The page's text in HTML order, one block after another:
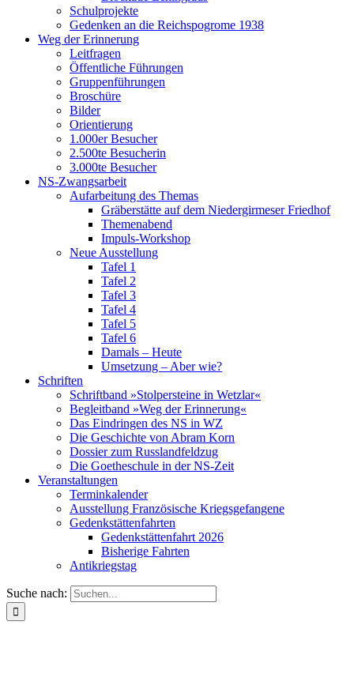
Schulprojekte
Gedenken an die Reichspogrome 1938
Weg der Erinnerung
Leitfragen
Öffentliche Führungen
Gruppenführungen
Broschüre
Bilder
Orientierung
1.000er Besucher
2.500te Besucherin
3.000te Besucher
NS-Zwangsarbeit
Aufarbeitung des Themas
Gräberstätte auf dem Niedergirmeser Friedhof
Themenabend
Impuls-Workshop
Neue Ausstellung
Tafel 1
Tafel 2
Tafel 3
Tafel 4
Tafel 5
Tafel 6
Damals – Heute
Umsetzung – Aber wie?
Schriften
Schriftband »Stolpersteine in Wetzlar«
Begleitband »Weg der Erinnerung«
Das Eindringen des NS in WZ
Die Geschichte von Abram Korn
Dossier zum Russlandfeldzug
Die Goetheschule in der NS-Zeit
Veranstaltungen
Terminkalender
Ausstellung Französische Kriegsgefangene
Gedenkstättenfahrten
Gedenkstättenfahrt 2026
Bisherige Fahrten
Antikriegstag
Suche nach: